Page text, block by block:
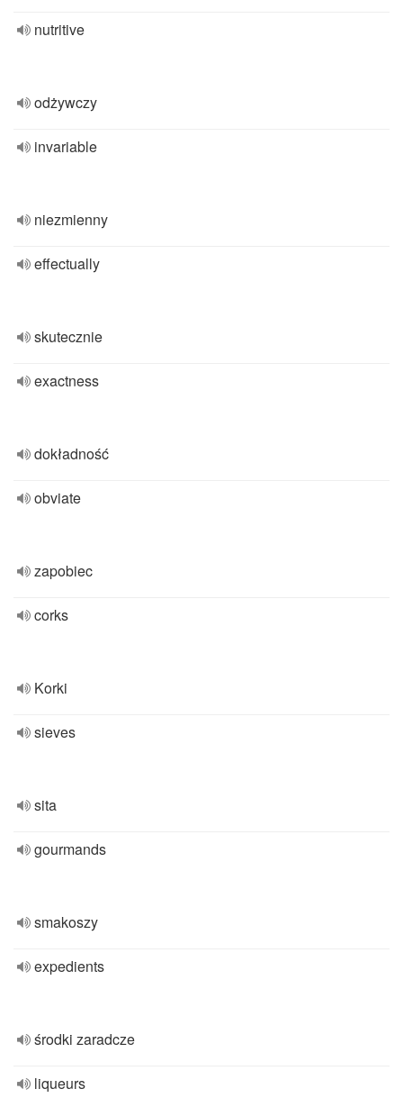
nutritive
odżywczy
invariable
niezmienny
effectually
skutecznie
exactness
dokładność
obviate
zapobiec
corks
Korki
sieves
sita
gourmands
smakoszy
expedients
środki zaradcze
liqueurs